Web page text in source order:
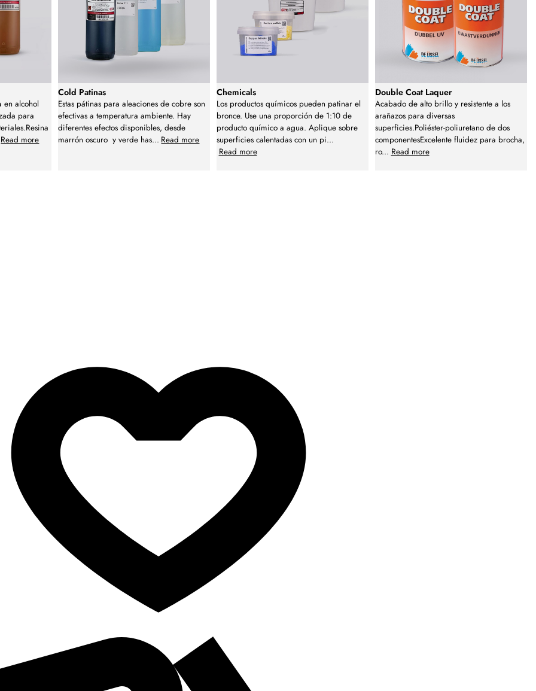
en alcohol
para
Read more
Cold Patinas
Estas pátinas para aleaciones de cobre son
efectivas a temperatura ambiente. Hay
diferentes efectos disponibles, desde
marrón oscuro y verde has... Read more
Chemicals
Los productos químicos pueden patinar el
bronce. Use una proporción de 1:10 de
producto químico a agua. Aplique sobre
superficies calentadas con un pi...
Read more
Double Coat Laquer
Acabado de alto brillo y resistente a los
arañazos para diversas
superficies.Poliéster-poliuretano de dos
componentesExcelente fluidez para brocha,
ro... Read more